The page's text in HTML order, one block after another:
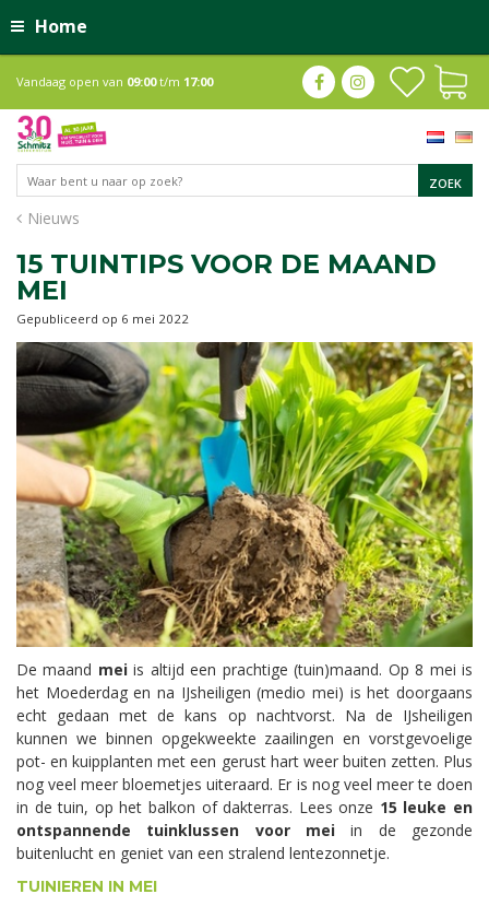
Home
Nieuws
Vandaag open van 09:00t/m 17:00
15 TUINTIPS VOOR DE MAAND
MEI
Gepubliceerd op 6 mei 2022
De maand meiis altijd een prachtige (tuin)maand. Op 8 mei is
het Moederdag en na IJsheiligen (medio mei) is het doorgaans
echt gedaan met de kans op nachtvorst. Na de IJsheiligen
kunnen we binnen opgekweekte zaailingen en vorstgevoelige
pot- en kuipplanten met een gerust hart weer buiten zetten. Plus
nog veel meer bloemetjes uiteraard. Er is nog veel meer te doen
in de tuin, op het balkon of dakterras. Lees onze 15 leuke en
ontspannende tuinklussen voor mei in de gezonde
buitenlucht en geniet van een stralend lentezonnetje.
TUINIEREN IN MEI